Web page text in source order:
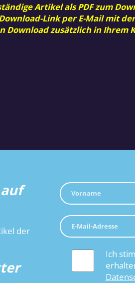
Artikel als PDF zum
Link per E-Mail mit
Download zusätzlich in Ihrem
der
Ich